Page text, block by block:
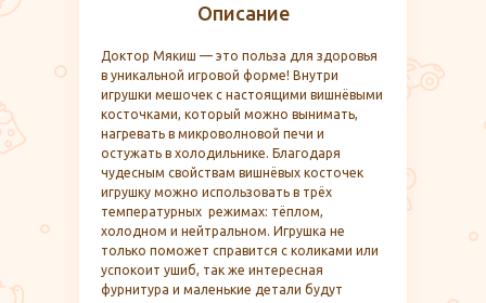
Описание
Доктор Мякиш — это польза для здоровья
в уникальной игровой форме! Внутри
игрушки мешочек с настоящими вишнёвыми
косточками, который можно вынимать,
нагревать в микроволновой печи и
остужать в холодильнике. Благодаря
чудесным свойствам вишнёвых косточек
игрушку можно использовать в трёх
температурных режимах: тёплом,
холодном и нейтральном. Игрушка не
только поможет справится с коликами или
успокоит ушиб, так же интересная
фурнитура и маленькие детали будут